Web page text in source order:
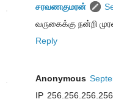
சரவணகுமரன்
வருகைக்கு நன்றி
Reply
Anonymous
IP